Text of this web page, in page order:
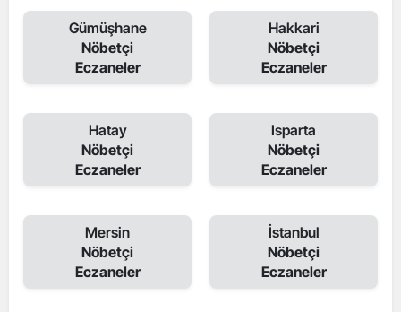
Gümüşhane
Nöbetçi
Eczaneler
Hakkari
Nöbetçi
Eczaneler
Hatay
Nöbetçi
Eczaneler
Isparta
Nöbetçi
Eczaneler
Mersin
Nöbetçi
Eczaneler
İstanbul
Nöbetçi
Eczaneler